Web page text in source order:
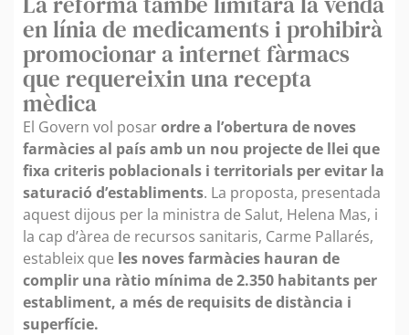
en línia de medicaments i prohibirà
promocionar a internet fàrmacs
que requereixin una recepta
mèdica
El Govern vol posarordre a l’obertura de noves
farmàcies al país amb un nou projecte de llei que
fixa criteris poblacionals i territorials per evitar la
saturació d’establiments. La proposta, presentada
aquest dijous per la ministra de Salut, Helena Mas, i
la cap d’àrea de recursos sanitaris, Carme Pallarés,
estableix que les noves farmàcies hauran de
complir una ràtio mínima de 2.350 habitants per
establiment, a més de requisits de distància i
superfície.